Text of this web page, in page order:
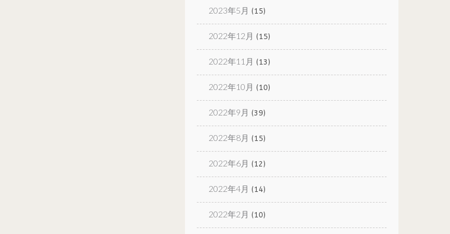
2023年5月 (15)
2022年12月 (15)
2022年11月 (13)
2022年10月 (10)
2022年9月 (39)
2022年8月 (15)
2022年6月 (12)
2022年4月 (14)
2022年2月 (10)